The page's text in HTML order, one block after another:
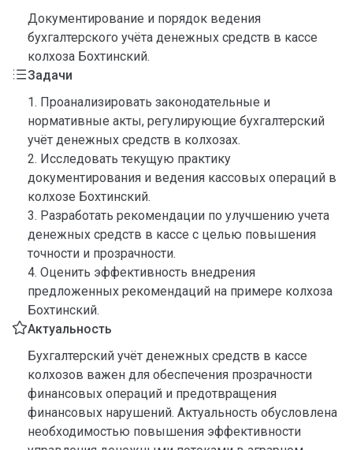
Документирование и порядок ведения
бухгалтерского учёта денежных средств в кассе
колхоза Бохтинский.
Задачи
1. Проанализировать законодательные и
нормативные акты, регулирующие бухгалтерский
учёт денежных средств в колхозах.
2. Исследовать текущую практику
документирования и ведения кассовых операций в
колхозе Бохтинский.
3. Разработать рекомендации по улучшению учета
денежных средств в кассе с целью повышения
точности и прозрачности.
4. Оценить эффективность внедрения
предложенных рекомендаций на примере колхоза
Бохтинский.
Актуальность
Бухгалтерский учёт денежных средств в кассе
колхозов важен для обеспечения прозрачности
финансовых операций и предотвращения
финансовых нарушений. Актуальность обусловлена
необходимостью повышения эффективности